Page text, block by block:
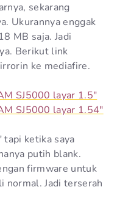
sekarang
Ukurannya enggak
MB saja. Jadi
Berikut link
ke mediafire.
SJ5000 layar 1.5″
SJ5000 layar 1.54″
tapi ketika saya
putih blank.
firmware untuk
normal. Jadi terserah